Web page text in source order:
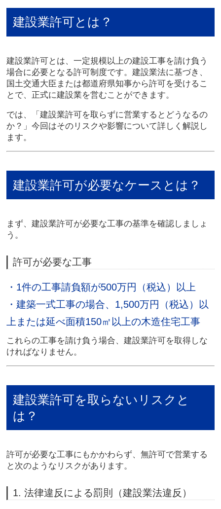
建設業許可とは？
建設業許可とは、一定規模以上の建設工事を請け負う
場合に必要となる許可制度です。建設業法に基づき、
国土交通大臣または都道府県知事から許可を受けるこ
とで、正式に建設業を営むことができます。
では、「建設業許可を取らずに営業するとどうなるの
か？」今回はそのリスクや影響について詳しく解説し
ます。
建設業許可が必要なケースとは？
まず、建設業許可が必要な工事の基準を確認しましょ
う。
許可が必要な工事
・1件の工事請負額が500万円（税込）以上
・建築一式工事の場合、 1,500万円（税込）以
上 または延べ面積150㎡以上の木造住宅工事
これらの工事を請け負う場合、建設業許可を取得しな
ければなりません。
建設業許可を取らないリスクと
は？
許可が必要な工事にもかかわらず、無許可で営業する
と次のようなリスクがあります。
1. 法律違反による罰則（建設業法違反）